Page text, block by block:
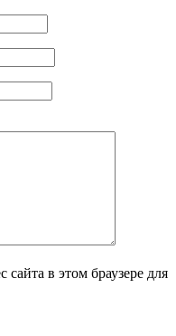
в этом браузере для